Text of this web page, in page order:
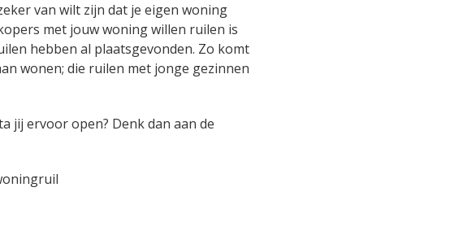
van wilt zijn dat je eigen woning
met jouw woning willen ruilen is
hebben al plaatsgevonden. Zo komt
wonen; die ruilen met jonge gezinnen
jij ervoor open? Denk dan aan de